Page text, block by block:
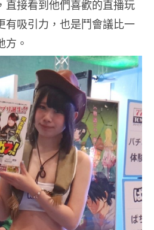
直接看到他們喜歡的直播玩
有吸引力，也是鬥會議比一
方。